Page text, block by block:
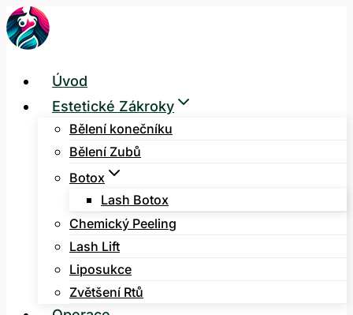
Přeskočit
na
Úvod
Estetické Zákroky
Bělení konečníku
Bělení Zubů
Botox
Lash Botox
Chemický Peeling
Lash Lift
Liposukce
Zvětšení Rtů